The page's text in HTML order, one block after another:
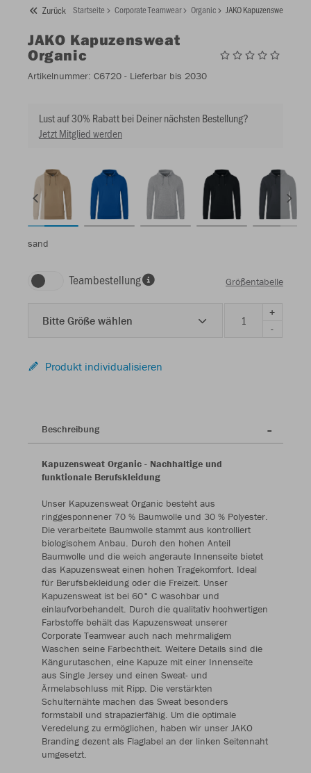
Zurück Startseite Corporate Teamwear Organic JAKO Kapuzensweat
JAKO Kapuzensweat
Organic
Artikelnummer: C6720 - Lieferbar bis 2030
Lust auf 30% Rabatt bei Deiner nächsten Bestellung?
Jetzt Mitglied werden
sand
Teambestellung Größentabelle
Bitte Größe wählen
+
-
Produkt individualisieren
Beschreibung
Kapuzensweat Organic - Nachhaltige und
funktionale Berufskleidung
Unser Kapuzensweat Organic besteht aus
ringgesponnener 70 % Baumwolle und 30 % Polyester.
Die verarbeitete Baumwolle stammt aus kontrolliert
biologischem Anbau. Durch den hohen Anteil
Baumwolle und die weich angeraute Innenseite bietet
das Kapuzensweat einen hohen Tragekomfort. Ideal
für Berufsbekleidung oder die Freizeit. Unser
Kapuzensweat ist bei 60° C waschbar und
einlaufvorbehandelt. Durch die qualitativ hochwertigen
Farbstoffe behält das Kapuzensweat unserer
Corporate Teamwear auch nach mehrmaligem
Waschen seine Farbechtheit. Weitere Details sind die
Kängurutaschen, eine Kapuze mit einer Innenseite
aus Single Jersey und einen Sweat- und
Ärmelabschluss mit Ripp. Die verstärkten
Schulternähte machen das Sweat besonders
formstabil und strapazierfähig. Um die optimale
Veredelung zu ermöglichen, haben wir unser JAKO
Branding dezent als Flaglabel an der linken Seitennaht
umgesetzt.